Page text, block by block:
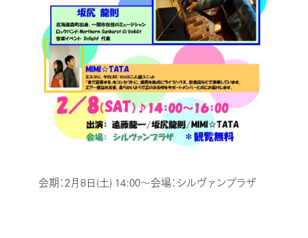
会期：2月8日(土) 14:00～会場：シルヴァンプラザ